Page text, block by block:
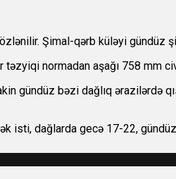
Şimal-qərb küləyi gündüz
normadan aşağı 758 mm
gündüz bəzi dağlıq ərazilərdə
isti, dağlarda gecə 17-22,